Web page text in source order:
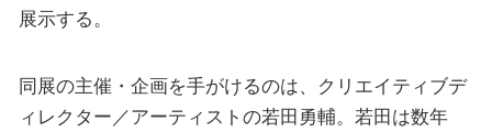
展示する。
同展の主催・企画を手がけるのは、クリエイティブデ
ィレクター／アーティストの若田勇輔。若田は数年